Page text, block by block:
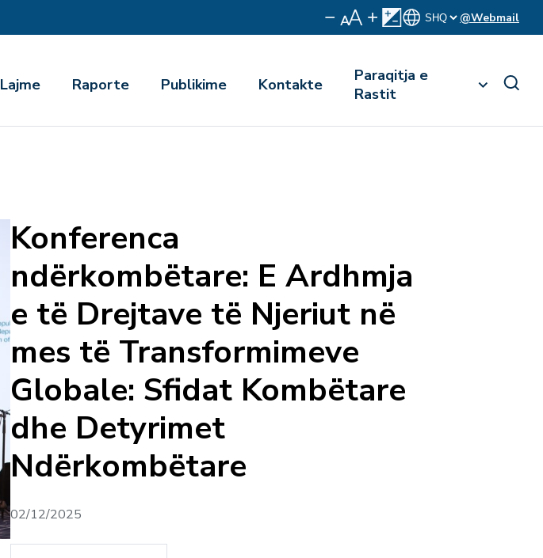
@Webmail
Lajme Raporte Publikime Kontakte
Paraqitja e
Rastit
Konferenca
ndërkombëtare: E Ardhmja
e të Drejtave të Njeriut në
mes të Transformimeve
Globale: Sfidat Kombëtare
dhe Detyrimet
Ndërkombëtare
02/12/2025